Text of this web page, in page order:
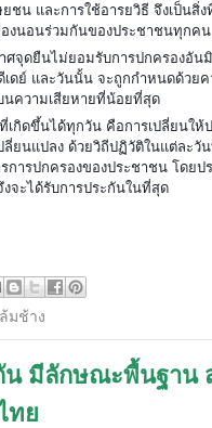
ชน และการใช้อารยวิธี จึงเป็น
องนอนร่วมกันของประชาชนทุกคน
ศจุดยืนไม่ยอมรับการปกครองอั
ดย์ และวันนั้น จะถูกกำหนดด้วย
นความเสียหายที่น้อยที่สุด
กิดขึ้นได้ทุกวัน คือการเปลี่ยนให้
ลี่ยนแปลง ด้วยวิถีปฏิวัติในแต่ละ
การปกครองของประชาชน โดย
จะได้รับการประกันในที่สุด
มช้าง
น มีลักษณะพื้นฐาน
ทย